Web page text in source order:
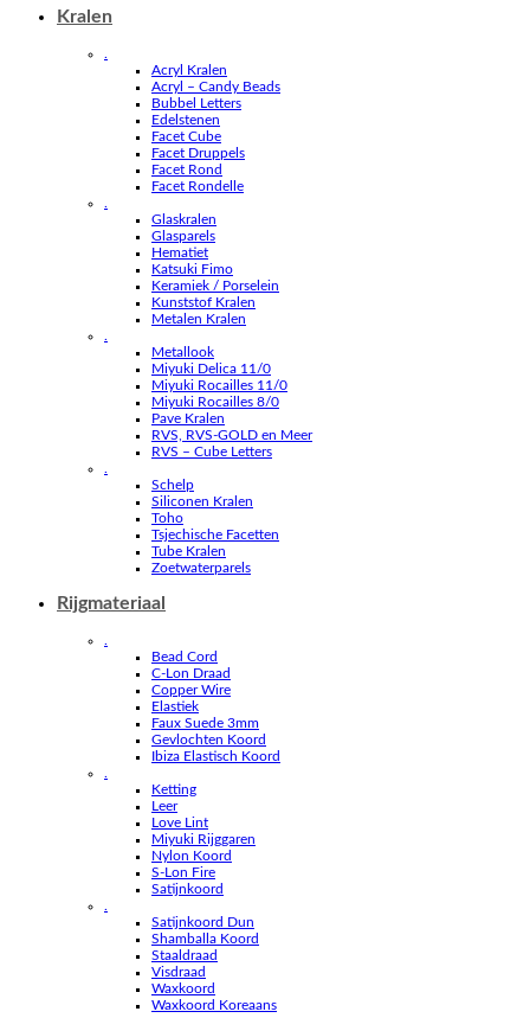
Kralen
.
Acryl Kralen
Acryl – Candy Beads
Bubbel Letters
Edelstenen
Facet Cube
Facet Druppels
Facet Rond
Facet Rondelle
.
Glaskralen
Glasparels
Hematiet
Katsuki Fimo
Keramiek / Porselein
Kunststof Kralen
Metalen Kralen
.
Metallook
Miyuki Delica 11/0
Miyuki Rocailles 11/0
Miyuki Rocailles 8/0
Pave Kralen
RVS, RVS-GOLD en Meer
RVS – Cube Letters
.
Schelp
Siliconen Kralen
Toho
Tsjechische Facetten
Tube Kralen
Zoetwaterparels
Rijgmateriaal
.
Bead Cord
C-Lon Draad
Copper Wire
Elastiek
Faux Suede 3mm
Gevlochten Koord
Ibiza Elastisch Koord
.
Ketting
Leer
Love Lint
Miyuki Rijggaren
Nylon Koord
S-Lon Fire
Satijnkoord
.
Satijnkoord Dun
Shamballa Koord
Staaldraad
Visdraad
Waxkoord
Waxkoord Koreaans